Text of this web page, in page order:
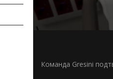
Команда Gresini